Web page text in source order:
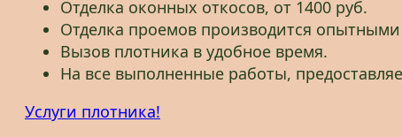
Отделка оконных откосов, от 1400 руб.
Отделка проемов производится
Вызов плотника в удобное время.
На все выполненные работы,
Услуги плотника!